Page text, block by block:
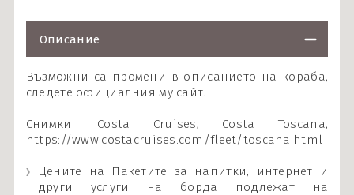
Описание
Възможни са промени в описанието на кораба,
следете официалния му сайт.
Снимки: Costa Cruises, Costa Toscana,
https://www.costacruises.com/fleet/toscana.html
Цените на Пакетите за напитки, интернет и
други услуги на борда подлежат на